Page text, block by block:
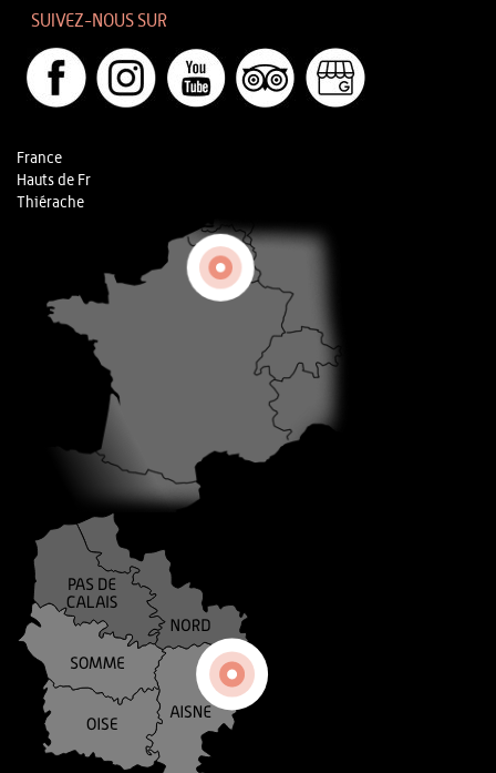
SUIVEZ-NOUS SUR
France
Hauts de Fr
Thiérache